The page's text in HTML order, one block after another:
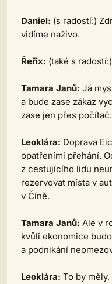
Daniel: (s radostí:)
vidíme naživo.
Řeřix: (také s radostí:)
Tamara Janů: Já
a bude zase zákaz
zase jen přes počítač.
Leoklára: Doprava
opatřeními přehání.
z cestujícího lidu
rezervovat místa v
v Číně.
Tamara Janů: Ale v
kvůli ekonomice
a podnikání
Leoklára: To by